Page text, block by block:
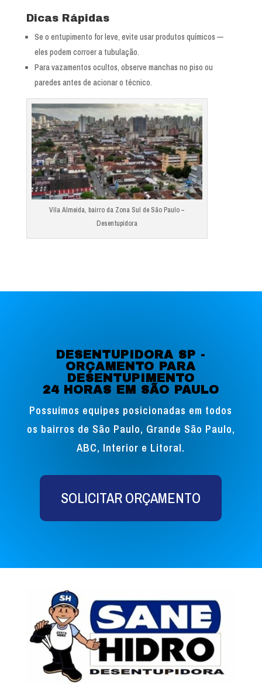
Dicas Rápidas
Se o entupimento for leve, evite usar produtos químicos —
eles podem corroer a tubulação.
Para vazamentos ocultos, observe manchas no piso ou
paredes antes de acionar o técnico.
Vila Almeida, bairro da Zona Sul de São Paulo –
Desentupidora
DESENTUPIDORA SP -
ORÇAMENTO PARA
DESENTUPIMENTO
24 HORAS EM SÃO PAULO
Possuímos equipes posicionadas em todos
os bairros de São Paulo, Grande São Paulo,
ABC, Interior e Litoral.
SOLICITAR ORÇAMENTO